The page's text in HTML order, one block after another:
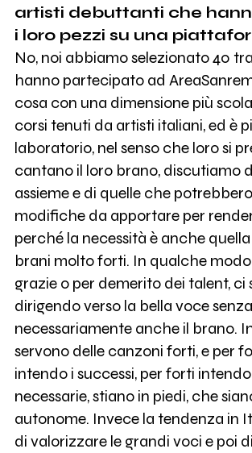
artisti debuttanti che
i loro pezzi su una
No, noi abbiamo selezionato 40
hanno partecipato ad
cosa con una dimensione più
corsi tenuti da artisti italiani, ed è
laboratorio, nel senso che loro si
cantano il loro brano, discutiamo
assieme e di quelle che
modifiche da apportare per
perché la necessità è anche
brani molto forti. In qualche
grazie o per demerito dei talent, ci
dirigendo verso la bella voce
necessariamente anche il brano.
servono delle canzoni forti, e per
intendo i successi, per forti
necessarie, stiano in piedi, che
autonome. Invece la tendenza in
di valorizzare le grandi voci e poi